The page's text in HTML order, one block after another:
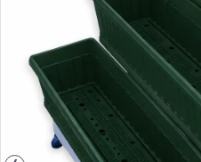
Gyűjtemény
Egészség és szépség
Sport és szabadban